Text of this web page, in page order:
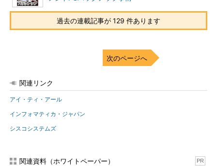
過去の連載記事が 129 件あります
次のページへ
関連リンク
アイ・ティ・アール
インフォマティカ・ジャパン
シスコシステムズ
関連資料（ホワイトペーパー） PR